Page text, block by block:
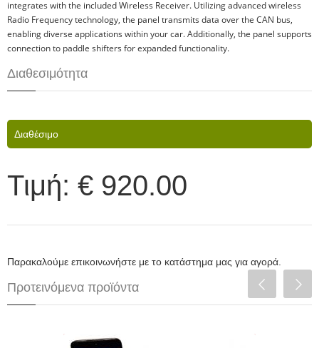
integrates with the included Wireless Receiver. Utilizing advanced wireless
Radio Frequency technology, the panel transmits data over the CAN bus,
enabling diverse applications within your car. Additionally, the panel supports
connection to paddle shifters for expanded functionality.
Διαθεσιμότητα
Διαθέσιμο
Τιμή: € 920.00
Παρακαλούμε επικοινωνήστε με το κατάστημα μας για αγορά.
Προτεινόμενα προϊόντα